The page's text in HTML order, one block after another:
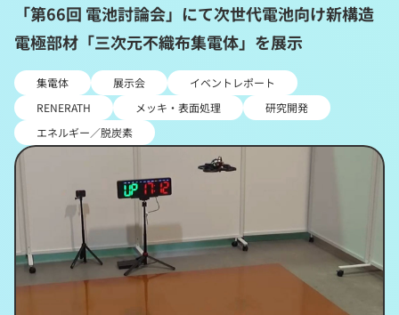
「第66回 電池討論会」にて次世代電池向け新構造
電極部材「三次元不織布集電体」を展示
集電体 展示会
イベントレポート
RENERATH
メッキ・表面処理
研究開発
エネルギー／脱炭素